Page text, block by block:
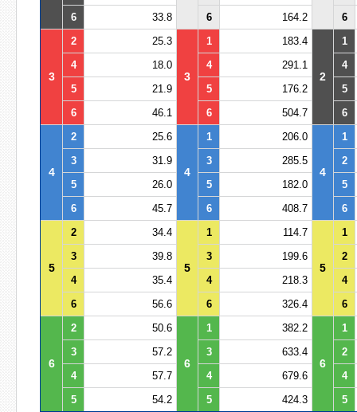
6
33.8 6 164.2 6
3
2 25.3
3
1 183.4
2
1
4
18.0 4 291.1
4
5
21.9 5 176.2
5
6
46.1 6 504.7 6
4
2 25.6
4
1 206.0
4
1
3
31.9 3 285.5
2
5
26.0 5 182.0
5
6
45.7 6 408.7 6
5
2 34.4
5
1 114.7
5
1
3
39.8 3 199.6
2
4
35.4 4 218.3
4
6
56.6 6 326.4 6
6
2 50.6
6
1 382.2
6
1
3
57.2 3 633.4
2
4
57.7 4 679.6
4
5
54.2 5 424.3 5